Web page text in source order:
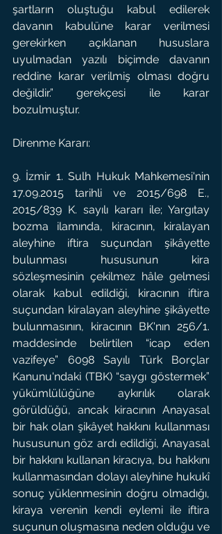
şartların oluştuğu kabul edilerek
davanın kabulüne karar verilmesi
gerekirken açıklanan hususlara
uyulmadan yazılı biçimde davanın
reddine karar verilmiş olması doğru
değildir.” gerekçesi ile karar
bozulmuştur.
Direnme Kararı:
9. İzmir 1. Sulh Hukuk Mahkemesi'nin
17.09.2015 tarihli ve 2015/698 E.,
2015/839 K. sayılı kararı ile; Yargıtay
bozma ilamında, kiracının, kiralayan
aleyhine iftira suçundan şikâyette
bulunması hususunun kira
sözleşmesinin çekilmez hâle gelmesi
olarak kabul edildiği, kiracının iftira
suçundan kiralayan aleyhine şikâyette
bulunmasının, kiracının BK'nın 256/1.
maddesinde belirtilen “icap eden
vazifeye” 6098 Sayılı Türk Borçlar
Kanunu'ndaki (TBK) “saygı göstermek”
yükümlülüğüne aykırılık olarak
görüldüğü, ancak kiracının Anayasal
bir hak olan şikâyet hakkını kullanması
hususunun göz ardı edildiği, Anayasal
bir hakkını kullanan kiracıya, bu hakkını
kullanmasından dolayı aleyhine hukukî
sonuç yüklenmesinin doğru olmadığı,
kiraya verenin kendi eylemi ile iftira
suçunun oluşmasına neden olduğu ve